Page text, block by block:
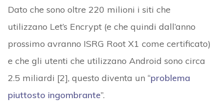
Dato che sono oltre 220 milioni i siti che
utilizzano Let’s Encrypt (e che quindi dall’anno
prossimo avranno ISRG Root X1 come certificato)
e che gli utenti che utilizzano Android sono circa
2.5 miliardi [2], questo diventa un “problema
piuttosto ingombrante”.